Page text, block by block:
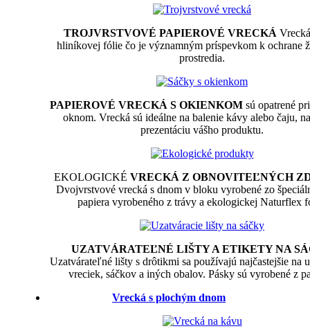
TROJVRSTVOVÉ PAPIEROVÉ VRECKÁ
hliníkovej fólie čo je významným príspevkom k ochrane
prostredia.
PAPIEROVÉ VRECKÁ S OKIENKOM sú opatrené
oknom. Vrecká sú ideálne na balenie kávy alebo čaju,
prezentáciu vášho produktu.
EKOLOGICKÉ VRECKÁ Z OBNOVITEĽNÝCH
Dvojvrstvové vrecká s dnom v bloku vyrobené zo
papiera vyrobeného z trávy a ekologickej Naturflex
UZATVÁRATEĽNÉ LIŠTY A ETIKETY NA
Uzatvárateľné lišty s drôtikmi sa používajú najčastejšie na
vreciek, sáčkov a iných obalov. Pásky sú vyrobené z
Vrecká s plochým dnom